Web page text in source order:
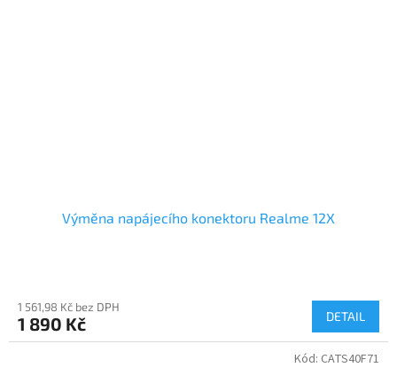
Výměna napájecího konektoru Realme 12X
1 561,98 Kč bez DPH
1 890 Kč DETAIL
Kód: CATS40F71